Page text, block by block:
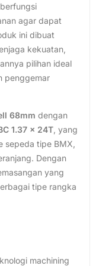
agar dapat
ini dibuat
kekuatan,
pilihan ideal
penggemar
68mm dengan
1.37 x 24T , yang
sepeda tipe BMX,
Dengan
yang
tipe rangka
machining